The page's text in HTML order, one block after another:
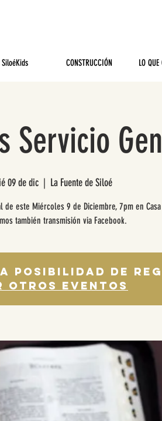
SiloéKids CONSTRUCCIÓN LO QUE
Servicio
09 de dic
  |
La Fuente de Siloé
de este Miércoles 9 de Diciembre, 7pm en
también transmisión via Facebook.
posibilidad de
otros eventos